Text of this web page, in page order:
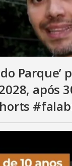
Parque’
após